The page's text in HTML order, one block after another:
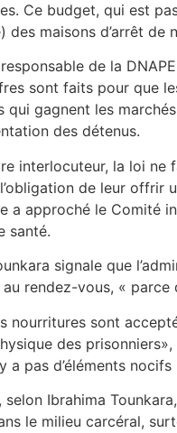
Ce budget, qui est
des maisons d’arrêt de
de la
sont faits pour que
qui gagnent les
des détenus.
interlocuteur, la loi
de leur offrir
a approché le Comité
santé.
signale que
rendez-vous, « parce
nourritures sont
des
a pas d’éléments nocifs
selon Ibrahima
le milieu carcéral,